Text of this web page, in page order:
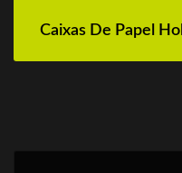
Caixas De Papel